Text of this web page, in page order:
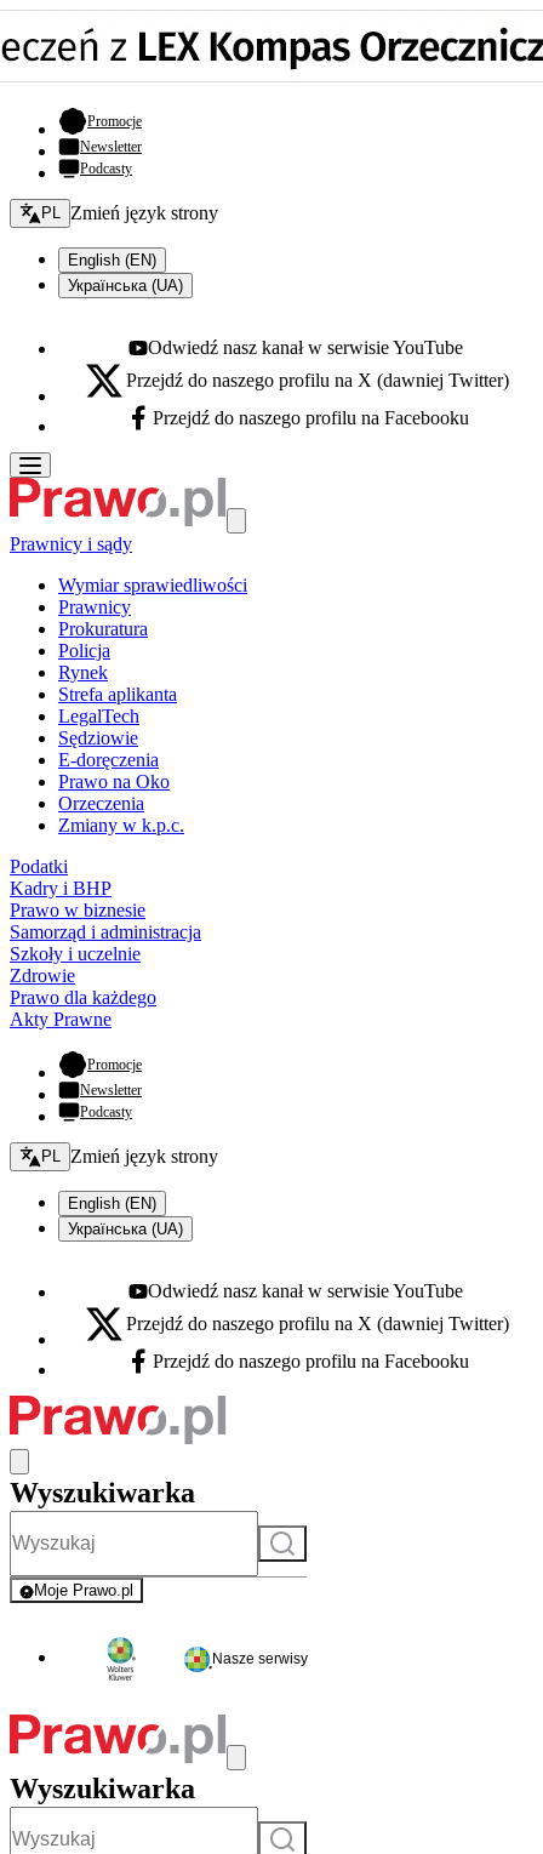
Promocje- otwiera się w nowej karcie
Newsletter
Podcasty
Zmień język - bieżący:
PL Zmień język strony
English (EN)
Українська (UA)
Youtube - otwiera się w nowej karcie
Odwiedź nasz kanał w serwisie YouTube
X - otwiera się w nowej karcie
Przejdź do naszego profilu na X (dawniej Twitter)
Facebook - otwiera się w nowej karcie
Przejdź do naszego profilu na Facebooku
Prawnicy i sądy
Wymiar sprawiedliwości
Prawnicy
Prokuratura
Policja
Rynek
Strefa aplikanta
LegalTech
Sędziowie
E-doręczenia
Prawo na Oko
Orzeczenia
Zmiany w k.p.c.
Podatki
Kadry i BHP
Prawo w biznesie
Samorząd i administracja
Szkoły i uczelnie
Zdrowie
Prawo dla każdego
Akty Prawne
Promocje- otwiera się w nowej karcie
Newsletter
Podcasty
Zmień język - bieżący:
PL Zmień język strony
English (EN)
Українська (UA)
Youtube - otwiera się w nowej karcie
Odwiedź nasz kanał w serwisie YouTube
X - otwiera się w nowej karcie
Przejdź do naszego profilu na X (dawniej Twitter)
Facebook - otwiera się w nowej karcie
Przejdź do naszego profilu na Facebooku
Wyszukiwarka
Szukaj
Moje Prawo.pl
- rejestracja i logowanie do serwisu
Nasze serwisy
Wyszukiwarka
Szukaj